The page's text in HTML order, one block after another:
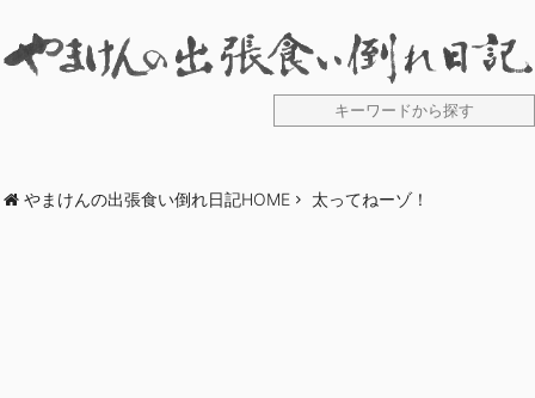
やまけんの出張食い倒れ日記HOME 太ってねーゾ！